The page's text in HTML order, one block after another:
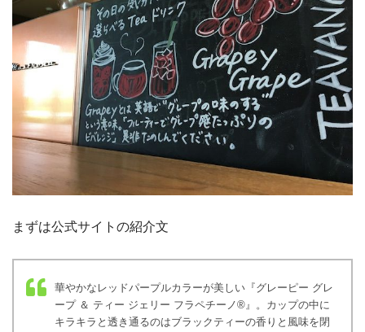
まずは公式サイトの紹介文
華やかなレッドパープルカラーが美しい『グレーピー グレ
ープ ＆ ティー ジェリー フラペチーノ®』。カップの中に
キラキラと透き通るのはブラックティーの香りと風味を閉